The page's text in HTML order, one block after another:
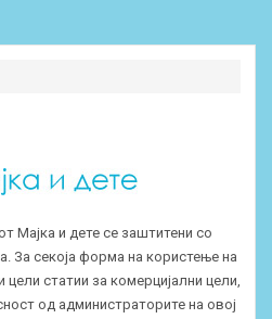
Мајка и дете се заштитени со
За секоја форма на користење на
цели статии за комерцијални цели,
од администраторите на овој